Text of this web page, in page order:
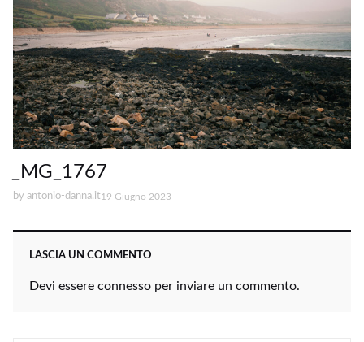
_MG_1767
by antonio-danna.it19 Giugno 2023
LASCIA UN COMMENTO
Devi essere connesso per inviare un commento.